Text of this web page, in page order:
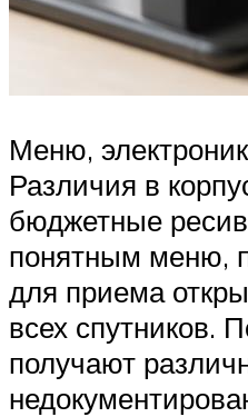
Меню,
Различия в
бюджетные
понятным меню,
для приема
всех спутников.
получают